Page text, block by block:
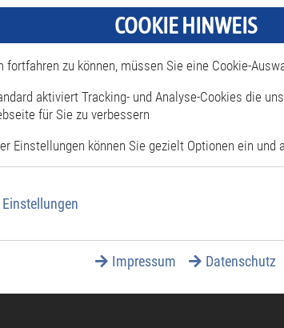
bei der zuständigen
wird auf der Website der Stadt
steht Ihnen unser
COOKIE HINWEIS
fortfahren zu können, müssen Sie eine Cookie-
aktiviert Tracking- und Analyse-Cookies die
für Sie zu verbessern
Einstellungen können Sie gezielt Optionen ein und
Einstellungen
Impressum Datenschutz